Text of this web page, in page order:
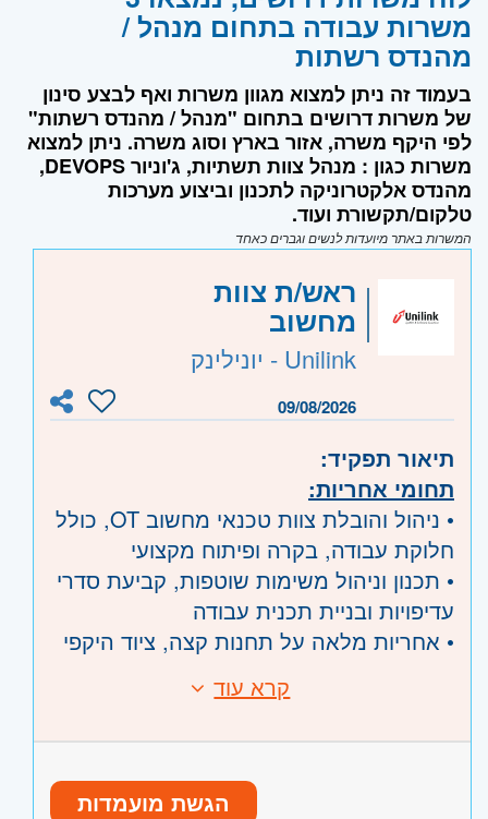
משרות עבודה בתחום מנהל /
מהנדס רשתות
בעמוד זה ניתן למצוא מגוון משרות ואף לבצע סינון
של משרות דרושים בתחום "מנהל / מהנדס רשתות"
לפי היקף משרה, אזור בארץ וסוג משרה. ניתן למצוא
משרות כגון : מנהל צוות תשתיות, ג'וניור DEVOPS,
מהנדס אלקטרוניקה לתכנון וביצוע מערכות
טלקום/תקשורת ועוד.
המשרות באתר מיועדות לנשים וגברים כאחד
ראש/ת צוות
מחשוב
Unilink - יונילינק
09/08/2026
תיאור תפקיד:
תחומי אחריות:
• ניהול והובלת צוות טכנאי מחשוב OT, כולל
חלוקת עבודה, בקרה ופיתוח מקצועי
• תכנון וניהול משימות שוטפות, קביעת סדרי
עדיפויות ובניית תכנית עבודה
• אחריות מלאה על תחנות קצה, ציוד היקפי
• טיפול בתקלות חומרה, תוכנה ותקשורת
תשתיות – חובה
• ניסיון בסביבות OT או תעשייה – יתרון
קרא עוד
הגשת מועמדות